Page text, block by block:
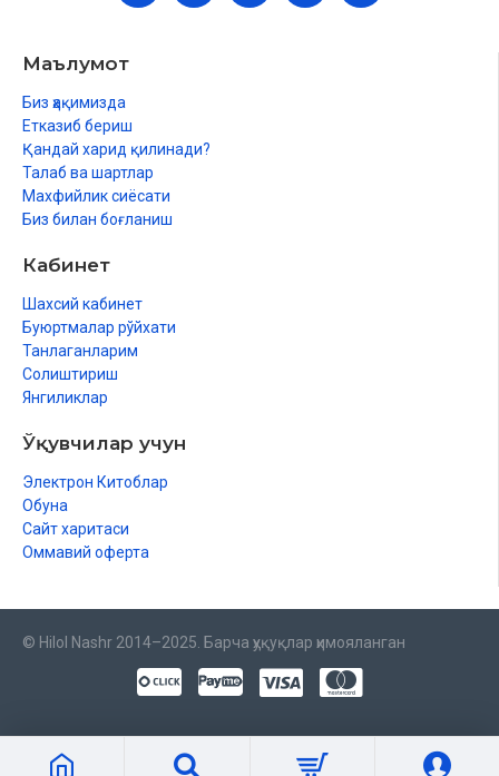
Маълумот
Биз ҳақимизда
Етказиб бериш
Қандай харид қилинади?
Талаб ва шартлар
Махфийлик сиёсати
Биз билан боғланиш
Кабинет
Шахсий кабинет
Буюртмалар рўйхати
Танлаганларим
Солиштириш
Янгиликлар
Ўқувчилар учун
Электрон Китоблар
Обуна
Сайт харитаси
Оммавий оферта
© Hilol Nashr 2014–2025. Барча ҳуқуқлар ҳимояланган